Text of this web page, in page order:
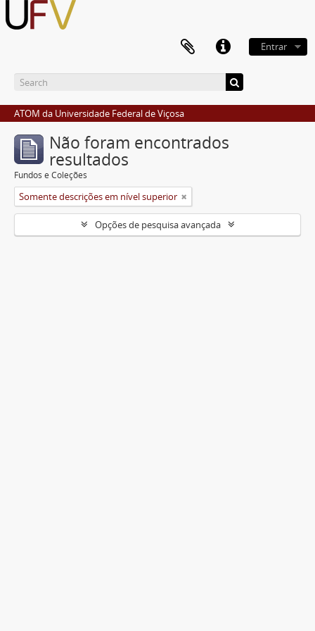
Entrar
ATOM da Universidade Federal de Viçosa
Não foram encontrados
resultados
Fundos e Coleções
Somente descrições em nível superior
Opções de pesquisa avançada